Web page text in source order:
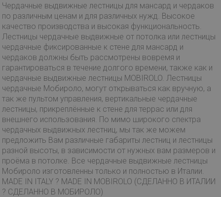
Чердачные выдвижные лестницы для мансард и чердаков
по различным ценам и для различных нужд. Высокое
качество производства и высокая функциональность.
Лестницы чердачные выдвижные от потолка или лестницы
чердачные фиксированные к стене для мансард и
чердаков должны быть рассмотрены вовремя и
гарантироваться в течение долгого времени, также как и
чердачные выдвижные лестницы MOBIROLO. Лестницы
чердачные Мобироло, могут открываться как вручную, а
так же пультом управления, вертикальные чердачные
лестницы, прикреплённые к стене для террас или для
внешнего использования. По мимо широкого спектра
чердачных выдвижных лестниц, мы так же можем
предложить Вам различные габариты лестниц и лестницы
разной высоты, в зависимости от нужных вам размеров и
проёма в потолке. Все чердачные выдвижные лестницы
Мобироло изготовленны только и полностью в Италии.
MADE IN ITALY ? MADE IN MOBIROLO (СДЕЛАННО В ИТАЛИИ
? СДЕЛАННО В МОБИРОЛО)